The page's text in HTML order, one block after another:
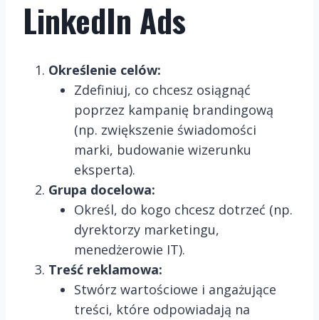
LinkedIn Ads
Określenie celów:
Zdefiniuj, co chcesz osiągnąć
poprzez kampanię brandingową
(np. zwiększenie świadomości
marki, budowanie wizerunku
eksperta).
Grupa docelowa:
Określ, do kogo chcesz dotrzeć (np.
dyrektorzy marketingu,
menedżerowie IT).
Treść reklamowa:
Stwórz wartościowe i angażujące
treści, które odpowiadają na